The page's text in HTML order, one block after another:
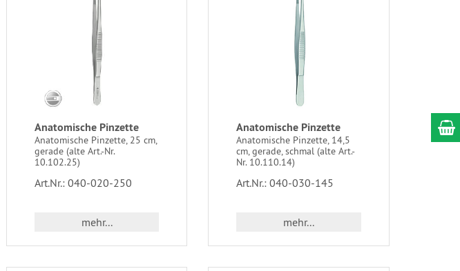
Anatomische Pinzette
Anatomische Pinzette, 25 cm,
gerade (alte Art.-Nr.
10.102.25)
Art.Nr.: 040-020-250
mehr...
Anatomische Pinzette
Anatomische Pinzette, 14,5
cm, gerade, schmal (alte Art.-
Nr. 10.110.14)
Art.Nr.: 040-030-145
mehr...